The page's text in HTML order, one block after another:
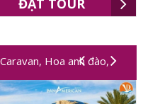
ĐẶT TOUR
Hoa anh đào,